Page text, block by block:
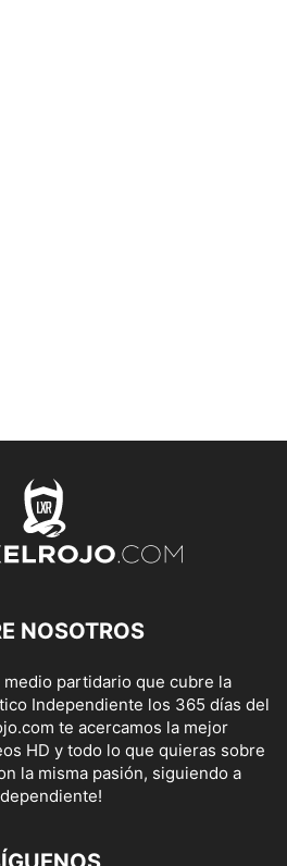
NOSOTROS
medio partidario que cubre la
Independiente los 365 días del
te acercamos la mejor
HD y todo lo que quieras sobre
la misma pasión, siguiendo a